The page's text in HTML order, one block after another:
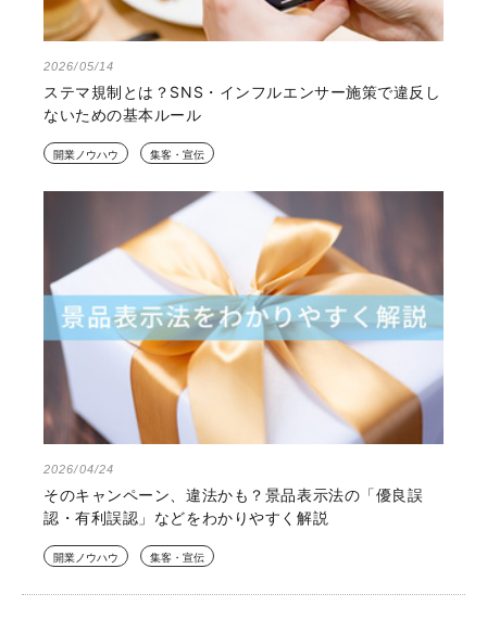
2026/05/14
ステマ規制とは？SNS・インフルエンサー施策で違反し
ないための基本ルール
開業ノウハウ 集客・宣伝
2026/04/24
そのキャンペーン、違法かも？景品表示法の「優良誤
認・有利誤認」などをわかりやすく解説
開業ノウハウ 集客・宣伝